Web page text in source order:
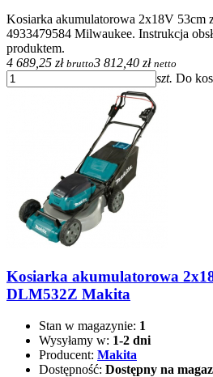
Kosiarka akumulatorowa 2x18V 53cm
4933479584 Milwaukee. Instrukcja
produktem.
4 689,25 zł brutto3 812,40 zł netto
szt. Do
Kosiarka akumulatorowa
DLM532Z Makita
Stan w magazynie: 1
Wysyłamy w: 1-2 dni
Producent: Makita
Dostępność: Dostępny na